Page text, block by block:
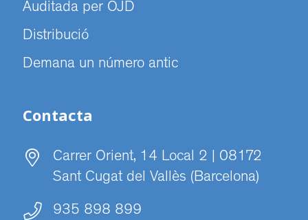
Auditada per OJD
Distribució
Demana un número antic
Contacta
Carrer Orient, 14 Local 2 | 08172
Sant Cugat del Vallès (Barcelona)
935 898 899